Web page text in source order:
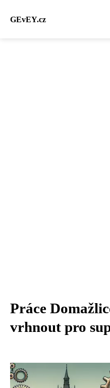
GEvEY.cz
Práce
vrhnout pro